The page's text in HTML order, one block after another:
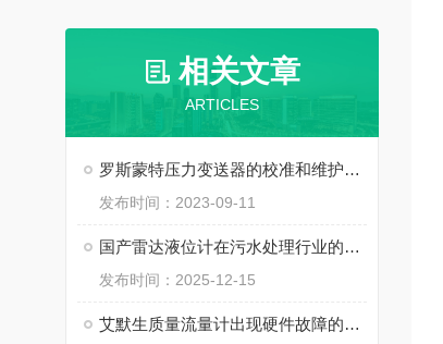
相关文章
ARTICLES
罗斯蒙特压力变送器的校准和维护指南
发布时间：2023-09-11
国产雷达液位计在污水处理行业的普及应用
发布时间：2025-12-15
艾默生质量流量计出现硬件故障的原因有哪些？